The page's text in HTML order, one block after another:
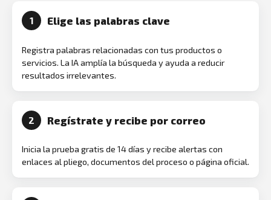
1 Elige las palabras clave
Registra palabras relacionadas con tus productos o
servicios. La IA amplía la búsqueda y ayuda a reducir
resultados irrelevantes.
2 Regístrate y recibe por correo
Inicia la prueba gratis de 14 días y recibe alertas con
enlaces al pliego, documentos del proceso o página oficial.